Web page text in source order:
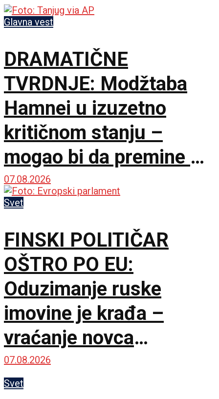
Glavna vest
DRAMATIČNE
TVRDNJE: Modžtaba
Hamnei u izuzetno
kritičnom stanju –
mogao bi da premine u
svakom trenutku
07.08.2026
Svet
FINSKI POLITIČAR
OŠTRO PO EU:
Oduzimanje ruske
imovine je krađa –
vraćanje novca
omogućilo bi mir u
Ukrajini
07.08.2026
Svet